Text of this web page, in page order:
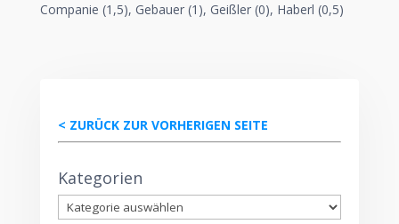
Companie (1,5), Gebauer (1), Geißler (0), Haberl (0,5)
< ZURÜCK ZUR VORHERIGEN SEITE
Kategorien
Kategorien